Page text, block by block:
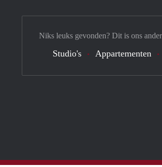
Niks leuks gevonden? Dit is ons
Studio's Appartementen